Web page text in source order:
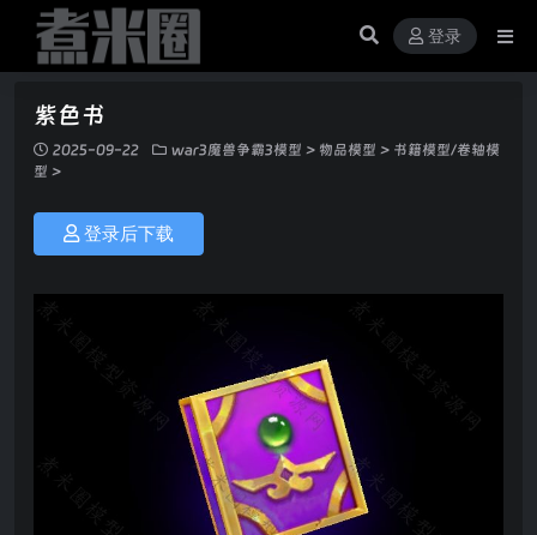
登录
紫色书
2025-09-22 war3魔兽争霸3模型 > 物品模型 > 书籍模型/卷轴模
型 >
登录后下载